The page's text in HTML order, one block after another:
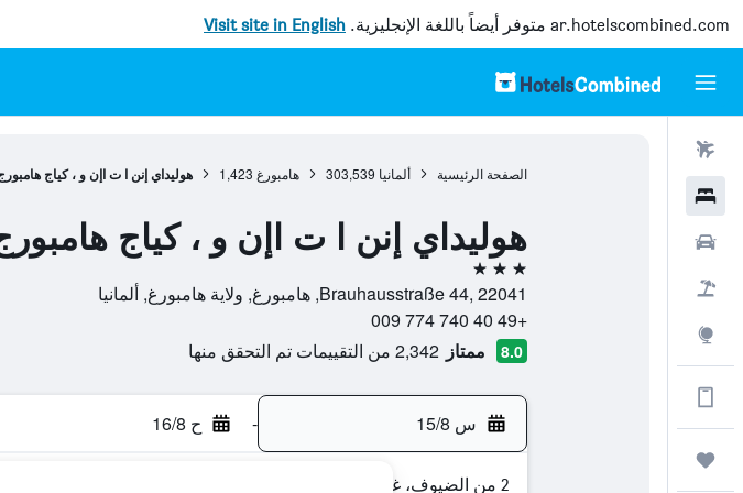
ar.hotelscombined.com متوفر أيضاً باللغة الإنجليزية. Visit site in English
الحصول على المزيد على التطبيق
الصفحة الرئيسية ألمانيا 303,539 هامبورغ 1,423 هوليداي إنن ا ت اإن و ، كياج
هوليداي إنن ا ت اإن و ، كياج
3 نجوم
Brauhausstraße 44, 22041, هامبورغ, ولاية هامبورغ, ألمانيا
+49 40 740 774 009
8.0 ممتاز 2,342 من التقييمات تم التحقق منها
س 15/8 - ح 16/8
2 من الضيوف، غرفة واحدة